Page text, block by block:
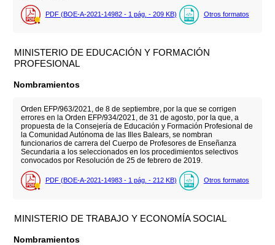
PDF (BOE-A-2021-14982 - 1 pág. - 209 KB) Otros formatos
MINISTERIO DE EDUCACIÓN Y FORMACIÓN
PROFESIONAL
Nombramientos
Orden EFP/963/2021, de 8 de septiembre, por la que se corrigen
errores en la Orden EFP/934/2021, de 31 de agosto, por la que, a
propuesta de la Consejería de Educación y Formación Profesional de
la Comunidad Autónoma de las Illes Balears, se nombran
funcionarios de carrera del Cuerpo de Profesores de Enseñanza
Secundaria a los seleccionados en los procedimientos selectivos
convocados por Resolución de 25 de febrero de 2019.
PDF (BOE-A-2021-14983 - 1 pág. - 212 KB) Otros formatos
MINISTERIO DE TRABAJO Y ECONOMÍA SOCIAL
Nombramientos